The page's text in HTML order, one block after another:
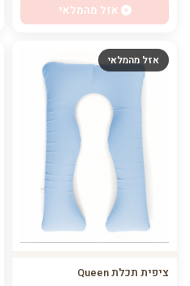
אזל מהמלאי
אזל מהמלאי
ציפית תכלת Queen